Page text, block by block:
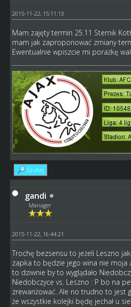
2015-11-22, 15:11:13
Mam zajęty termin 25.11 Sternik
mam jak zaproponować zmiany
Ewentualnie wpiszcie mi porażkę
Szukaj
gandi
Manager
2015-11-22, 16:44:21
Trochę bezsensu to jeżeli Leszno
zapka to będzie jego wina nie moja
to dziwnie by to wyglądało
Niedobczyce vs. Leszno : P bo na
zrewanżować. Ale no trudno to jest
że wszystkie kolejki będę jechał u